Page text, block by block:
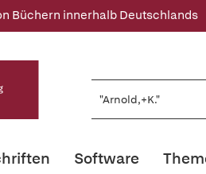
Büchern innerhalb Deutschlands
Software